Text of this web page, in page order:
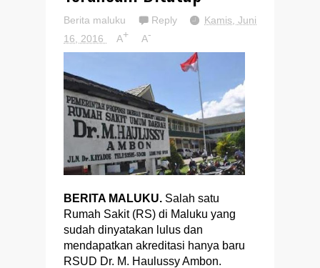
Berita maluku Reply
Kamis, Juni
16, 2016
A+ A-
BERITA MALUKU. Salah satu
Rumah Sakit (RS) di Maluku yang
sudah dinyatakan lulus dan
mendapatkan akreditasi hanya baru
RSUD Dr. M. Haulussy Ambon.